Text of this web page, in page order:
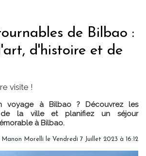
de Bilbao :
d'histoire et de
visite !
voyage à Bilbao ? Découvrez les
de la ville et planifiez un séjour
à Bilbao.
Manon Morelli le Vendredi 7 Juillet 2023 à 16:12